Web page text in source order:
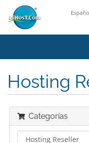
Hosting
Categorías